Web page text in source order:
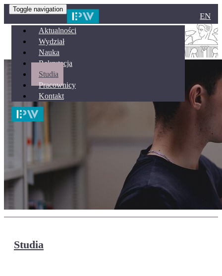
Toggle navigation
Aktualności
Wydział
Nauka
Rekrutacja
Studia
Pracownicy
Kontakt
EN
Studia